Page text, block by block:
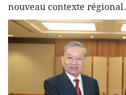
nouveau contexte régional.